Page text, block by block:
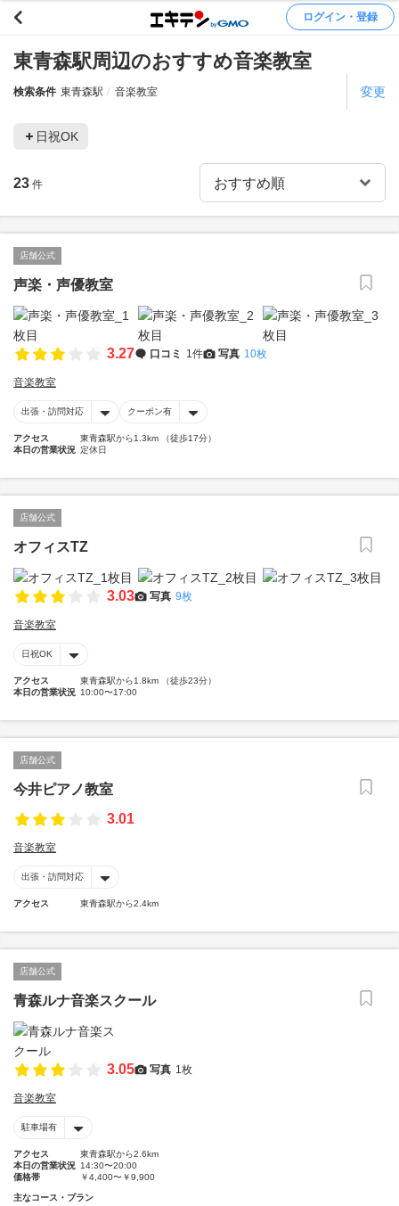
ログイン・登録
東青森駅周辺のおすすめ音楽教室
検索条件 東青森駅 音楽教室 変更
日祝OK
23 件
店舗公式
声楽・声優教室
3.27 口コミ 1件 写真 10枚
音楽教室
出張・訪問対応 クーポン有
アクセス
東青森駅から1.3km （徒歩17分）
本日の営業状況 定休日
店舗公式
オフィスTZ
3.03 写真 9枚
音楽教室
日祝OK
アクセス
東青森駅から1.8km （徒歩23分）
本日の営業状況 10:00〜17:00
店舗公式
今井ピアノ教室
3.01
音楽教室
出張・訪問対応
アクセス 東青森駅から2.4km
店舗公式
青森ルナ音楽スクール
3.05 写真 1枚
音楽教室
駐車場有
アクセス
東青森駅から2.6km
本日の営業状況 14:30〜20:00
価格帯
￥4,400〜￥9,900
主なコース・プラン